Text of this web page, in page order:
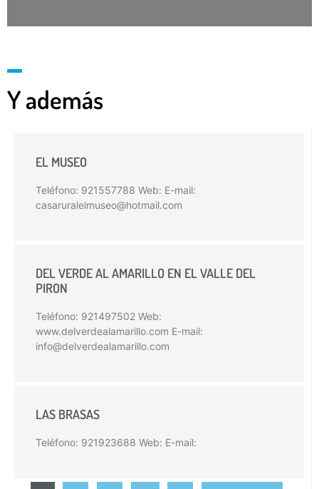
Y además
EL MUSEO
Teléfono: 921557788 Web: E-mail:
casaruralelmuseo@hotmail.com
DEL VERDE AL AMARILLO EN EL VALLE DEL
PIRON
Teléfono: 921497502 Web:
www.delverdealamarillo.com E-mail:
info@delverdealamarillo.com
LAS BRASAS
Teléfono: 921923688 Web: E-mail: